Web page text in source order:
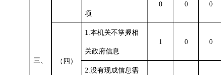
三、
项
0 0 0
（四）
1.本机关不掌握相
关政府信息
1 0 0
2.没有现成信息需